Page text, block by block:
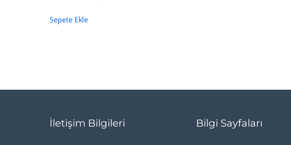
Sepete Ekle
İletişim Bilgileri Bilgi Sayfaları